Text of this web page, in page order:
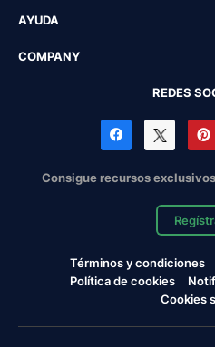
AYUDA
COMPANY
REDES
Consigue recursos
Términos y condiciones
Política de cookies
Cookies